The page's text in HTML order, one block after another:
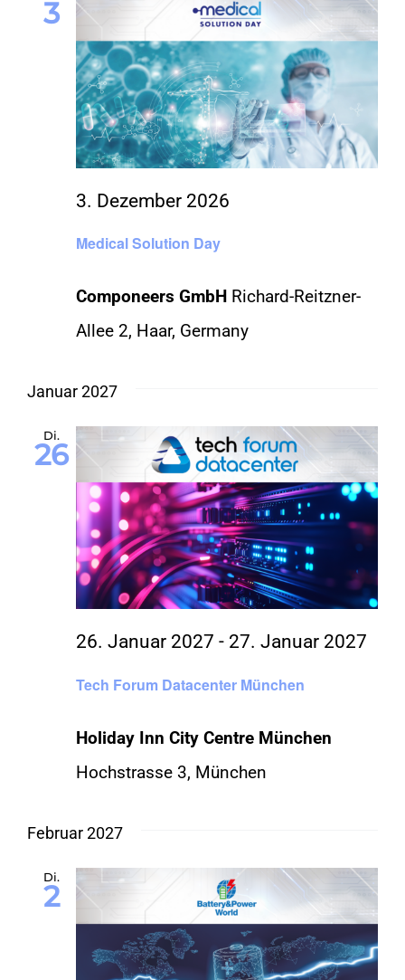
3
Medical Solution Day
3. Dezember 2026
Componeers GmbH Richard-Reitzner-
Allee 2, Haar, Germany
Januar 2027
Di.
26
Tech Forum Datacenter München
26. Januar 2027 - 27. Januar 2027
Holiday Inn City Centre München
Hochstrasse 3, München
Februar 2027
Di.
2